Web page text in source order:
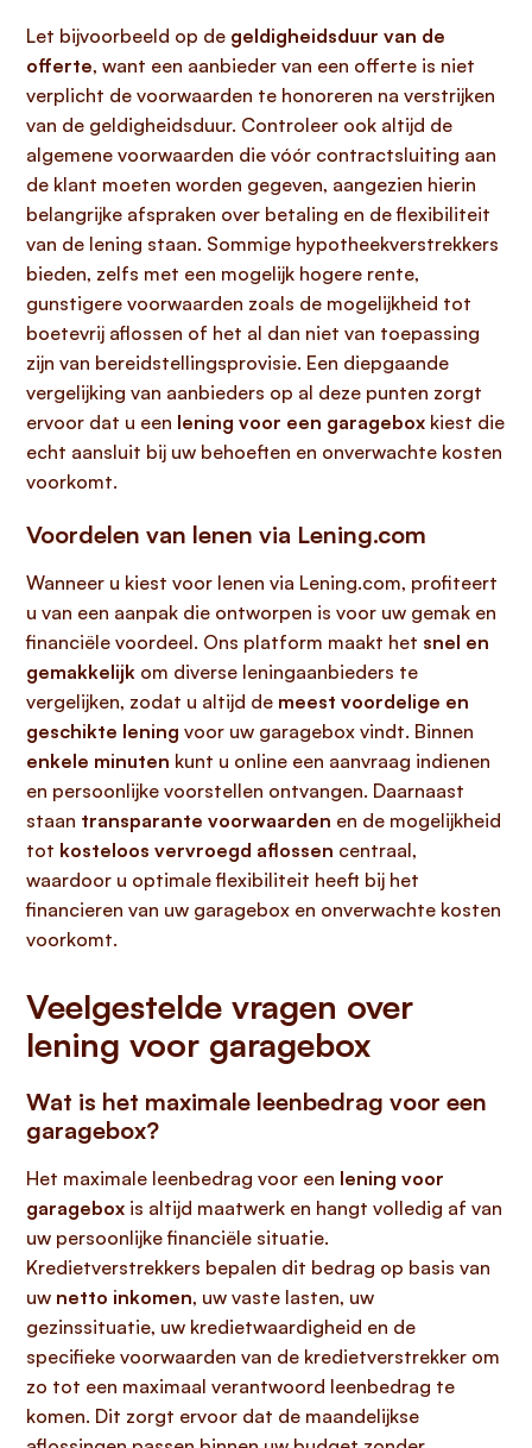
Let bijvoorbeeld op de geldigheidsduur van de
offerte, want een aanbieder van een offerte is niet
verplicht de voorwaarden te honoreren na verstrijken
van de geldigheidsduur. Controleer ook altijd de
algemene voorwaarden die vóór contractsluiting aan
de klant moeten worden gegeven, aangezien hierin
belangrijke afspraken over betaling en de flexibiliteit
van de lening staan. Sommige hypotheekverstrekkers
bieden, zelfs met een mogelijk hogere rente,
gunstigere voorwaarden zoals de mogelijkheid tot
boetevrij aflossen of het al dan niet van toepassing
zijn van bereidstellingsprovisie. Een diepgaande
vergelijking van aanbieders op al deze punten zorgt
ervoor dat u een lening voor een garagebox kiest die
echt aansluit bij uw behoeften en onverwachte kosten
voorkomt.
Voordelen van lenen via Lening.com
Wanneer u kiest voor lenen via Lening.com, profiteert
u van een aanpak die ontworpen is voor uw gemak en
financiële voordeel. Ons platform maakt het snel en
gemakkelijk om diverse leningaanbieders te
vergelijken, zodat u altijd de meest voordelige en
geschikte lening voor uw garagebox vindt. Binnen
enkele minuten kunt u online een aanvraag indienen
en persoonlijke voorstellen ontvangen. Daarnaast
staan transparante voorwaarden en de mogelijkheid
tot kosteloos vervroegd aflossen centraal,
waardoor u optimale flexibiliteit heeft bij het
financieren van uw garagebox en onverwachte kosten
voorkomt.
Veelgestelde vragen over
lening voor garagebox
Wat is het maximale leenbedrag voor een
garagebox?
Het maximale leenbedrag voor een lening voor
garagebox is altijd maatwerk en hangt volledig af van
uw persoonlijke financiële situatie.
Kredietverstrekkers bepalen dit bedrag op basis van
uw netto inkomen, uw vaste lasten, uw
gezinssituatie, uw kredietwaardigheid en de
specifieke voorwaarden van de kredietverstrekker om
zo tot een maximaal verantwoord leenbedrag te
komen. Dit zorgt ervoor dat de maandelijkse